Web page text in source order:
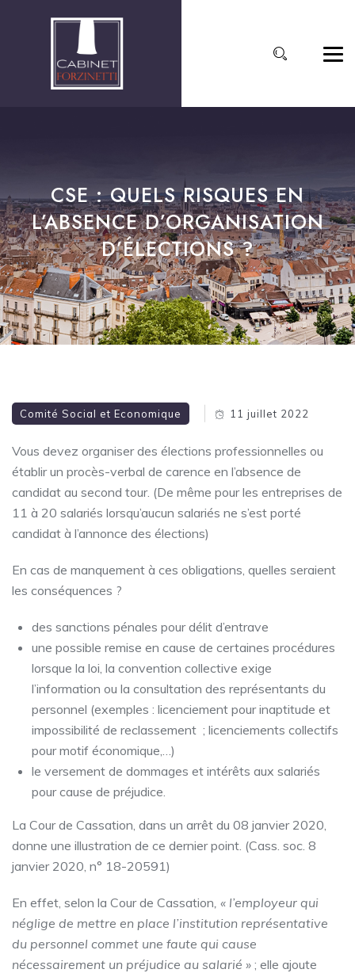
CSE : QUELS RISQUES EN
L’ABSENCE D’ORGANISATION
D’ÉLECTIONS ?
Comité Social et Economique 11 juillet 2022
Vous devez organiser des élections professionnelles ou
établir un procès-verbal de carence en l’absence de
candidat au second tour. (De même pour les entreprises de
11 à 20 salariés lorsqu’aucun salariés ne s’est porté
candidat à l’annonce des élections)
En cas de manquement à ces obligations, quelles seraient
les conséquences ?
des sanctions pénales pour délit d’entrave
une possible remise en cause de certaines procédures
lorsque la loi, la convention collective exige
l’information ou la consultation des représentants du
personnel (exemples : licenciement pour inaptitude et
impossibilité de reclassement ; licenciements collectifs
pour motif économique,…)
le versement de dommages et intérêts aux salariés
pour cause de préjudice.
La Cour de Cassation, dans un arrêt du 08 janvier 2020,
donne une illustration de ce dernier point. (Cass. soc. 8
janvier 2020, n° 18-20591)
En effet, selon la Cour de Cassation, « l’employeur qui
néglige de mettre en place l’institution représentative
du personnel commet une faute qui cause
nécessairement un préjudice au salarié » ; elle ajoute